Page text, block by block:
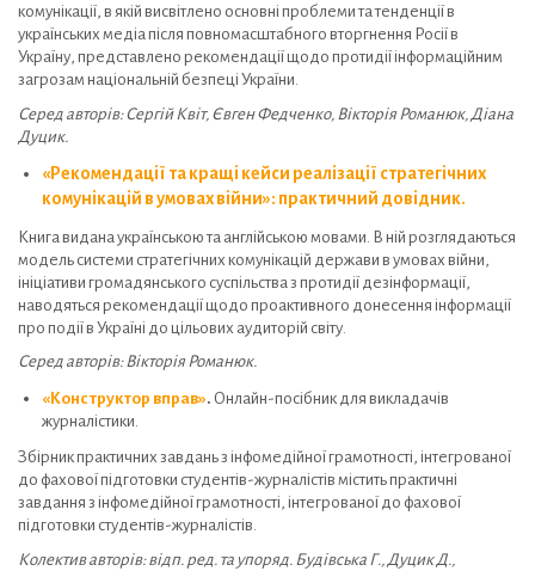
комунікації, в якій висвітлено основні проблеми та тенденції в
українських медіа після повномасштабного вторгнення Росії в
Україну, представлено рекомендації щодо протидії інформаційним
загрозам національній безпеці України.
Серед авторів: Сергій Квіт, Євген Федченко, Вікторія Романюк, Діана
Дуцик.
«Рекомендації та кращі кейси реалізації стратегічних
комунікацій в умовах війни»: практичний довідник.
Книга видана українською та англійською мовами. В ній розглядаються
модель системи стратегічних комунікацій держави в умовах війни,
ініціативи громадянського суспільства з протидії дезінформації,
наводяться рекомендації щодо проактивного донесення інформації
про події в Україні до цільових аудиторій світу.
Серед авторів: Вікторія Романюк.
«Конструктор вправ». Онлайн-посібник для викладачів
журналістики.
Збірник практичних завдань з інфомедійної грамотності, інтегрованої
до фахової підготовки студентів-журналістів містить практичні
завдання з інфомедійної грамотності, інтегрованої до фахової
підготовки студентів-журналістів.
Колектив авторів: відп. ред. та упоряд. Будівська Г., Дуцик Д.,